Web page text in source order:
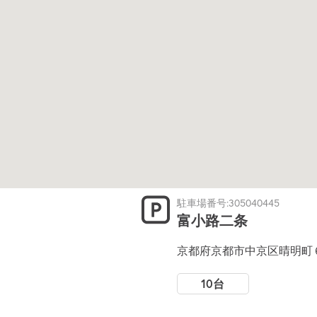
駐車場番号:305040445
富小路二条
京都府京都市中京区晴明町
10台